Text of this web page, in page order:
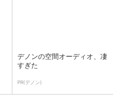
デノンの空間オーディオ、凄
すぎた
PR(デノン)